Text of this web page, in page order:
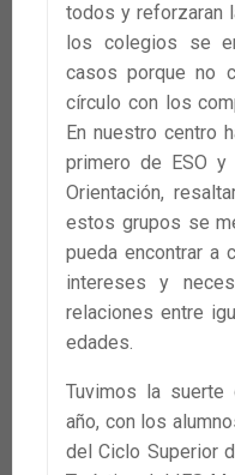
todos y reforzaran
los colegios se
casos porque no
círculo con los
En nuestro centro
primero de ESO
Orientación,
estos grupos se
pueda encontrar a
intereses y
relaciones entre
edades.
Tuvimos la suerte
año, con los
del Ciclo Superior